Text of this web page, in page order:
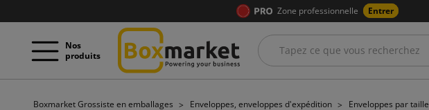
Zone professionnelle Entrer
Nos
produits
Boxmarket Grossiste en emballages Enveloppes, enveloppes d'expédition Enveloppes par taille